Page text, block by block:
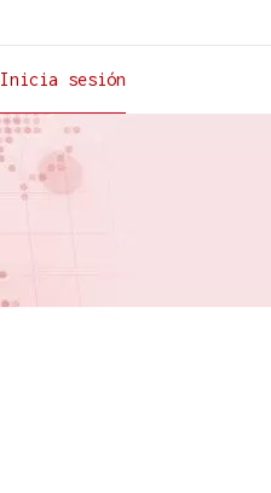
Inicia sesión